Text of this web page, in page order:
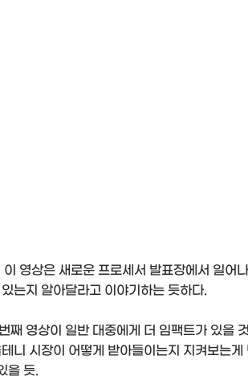
이 영상은 새로운 프로세서 발표장에서 일어
는지 알아달라고 이야기하는 듯하다.
째 영상이 일반 대중에게 더 임팩트가 있을
니 시장이 어떻게 받아들이는지 지켜보는
을 듯.